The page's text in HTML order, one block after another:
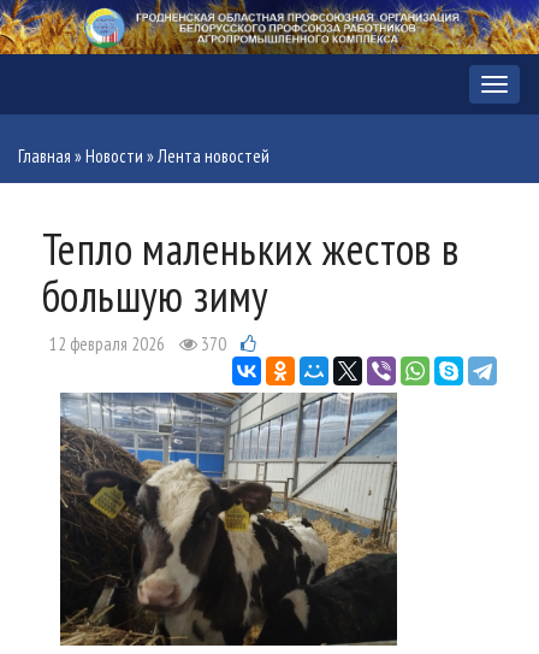
Меню
Главная »Новости »Лента новостей
Тепло маленьких жестов в
большую зиму
12 февраля 2026 370